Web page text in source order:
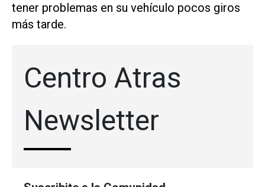
tener problemas en su vehículo pocos giros
más tarde.